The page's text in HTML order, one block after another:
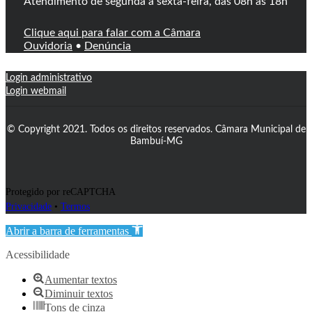
Clique aqui para falar com a Câmara
Ouvidoria • Denúncia
Login administrativo
Login webmail
© Copyright 2021. Todos os direitos reservados. Câmara Municipal de
Bambuí-MG
Protegido por reCAPTCHA
Privacidade • Termos
Abrir a barra de ferramentas
Acessibilidade
Aumentar textos
Diminuir textos
Tons de cinza